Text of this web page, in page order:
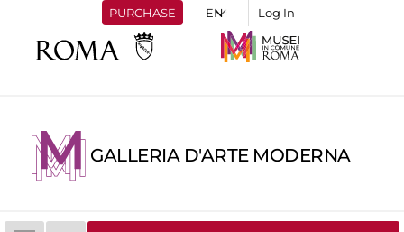
PURCHASE Log In
GALLERIA D'ARTE MODERNA